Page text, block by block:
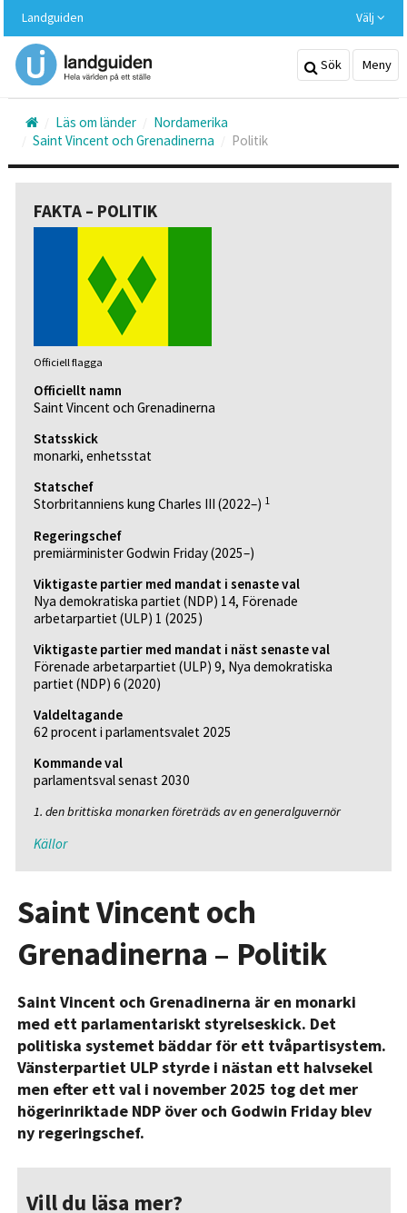
huvudinnehållet
Landguiden Välj
Sök Meny
Läs om länder
Nordamerika
Saint Vincent och Grenadinerna
Politik
FAKTA – POLITIK
Officiell flagga
Officiellt namn
Saint Vincent och Grenadinerna
Statsskick
monarki, enhetsstat
Statschef
Storbritanniens kung Charles III (2022–) 1
Regeringschef
premiärminister Godwin Friday (2025–)
Viktigaste partier med mandat i senaste val
Nya demokratiska partiet (NDP) 14, Förenade
arbetarpartiet (ULP) 1 (2025)
Viktigaste partier med mandat i näst senaste val
Förenade arbetarpartiet (ULP) 9, Nya demokratiska
partiet (NDP) 6 (2020)
Valdeltagande
62 procent i parlamentsvalet 2025
Kommande val
parlamentsval senast 2030
1. den brittiska monarken företräds av en generalguvernör
Källor
Saint Vincent och
Grenadinerna – Politik
Saint Vincent och Grenadinerna är en monarki
med ett parlamentariskt styrelseskick. Det
politiska systemet bäddar för ett tvåpartisystem.
Vänsterpartiet ULP styrde i nästan ett halvsekel
men efter ett val i november 2025 tog det mer
högerinriktade NDP över och Godwin Friday blev
ny regeringschef.
Vill du läsa mer?